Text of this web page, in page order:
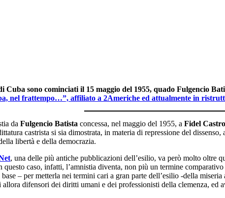
Cuba sono cominciati il 15 maggio del 1955, quado Fulgencio
nel frattempo…”, affiliato a 2Americhe ed attualmente in
da Fulgencio Batista concessa, nel maggio del 1955, a Fidel Castro
castrista si sia dimostrata, in materia di repressione del dissenso,
libertà e della democrazia.
, una delle più antiche pubblicazioni dell’esilio, va però molto oltre
caso, infatti, l’amnistia diventa, non più un termine comparativo
– per metterla nei termini cari a gran parte dell’esilio -della
difensori dei diritti umani e dei professionisti della clemenza, ed